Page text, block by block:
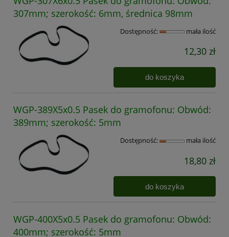
307mm; szerokość: 6mm, średnica 98mm
Dostępność: mała ilość
12,30 zł
do koszyka
WGP-389X5x0.5 Pasek do gramofonu: Obwód:
389mm; szerokość: 5mm
Dostępność: mała ilość
18,80 zł
do koszyka
WGP-400X5x0.5 Pasek do gramofonu: Obwód:
400mm; szerokość: 5mm